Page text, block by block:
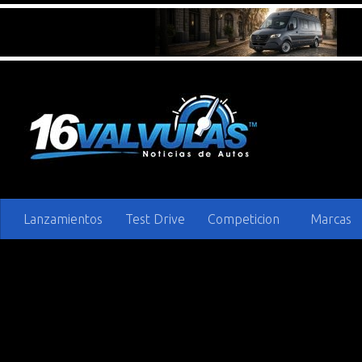
Lanzamientos Test Drive Competicion Marcas